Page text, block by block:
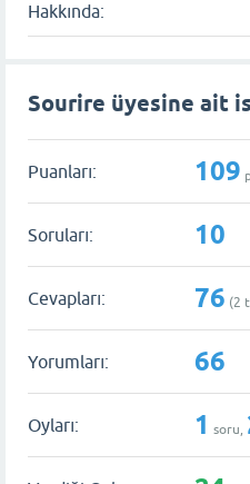
Hakkında:
Sourire üyesine ait
Puanları: 109
Soruları: 10
Cevapları: 76 (2
Yorumları: 66
Oyları: 1 soru,